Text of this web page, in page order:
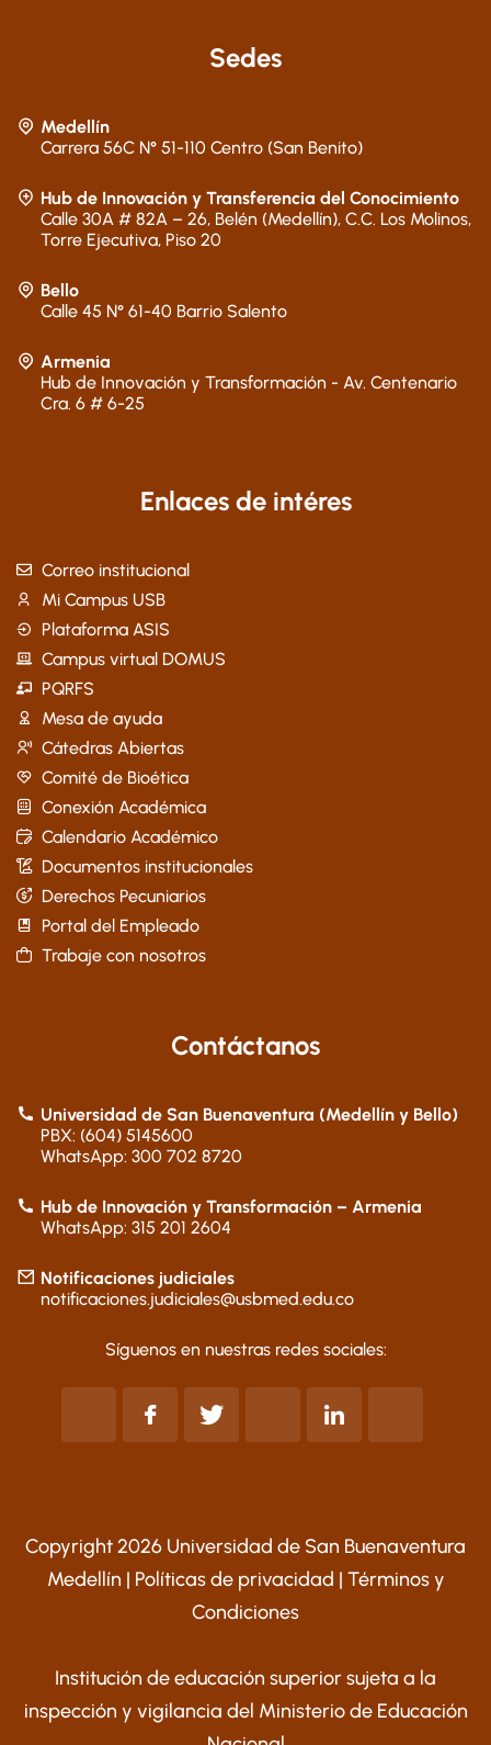
Sedes
Medellín
Carrera 56C N° 51-110 Centro (San Benito)
Hub de Innovación y Transferencia del Conocimiento
Calle 30A # 82A – 26, Belén (Medellín), C.C. Los Molinos,
Torre Ejecutiva, Piso 20
Bello
Calle 45 N° 61-40 Barrio Salento
Armenia
Hub de Innovación y Transformación - Av. Centenario
Cra. 6 # 6-25
Enlaces de intéres
Correo institucional
Mi Campus USB
Plataforma ASIS
Campus virtual DOMUS
PQRFS
Mesa de ayuda
Cátedras Abiertas
Comité de Bioética
Conexión Académica
Calendario Académico
Documentos institucionales
Derechos Pecuniarios
Portal del Empleado
Trabaje con nosotros
Contáctanos
Universidad de San Buenaventura (Medellín y Bello)
PBX: (604) 5145600
WhatsApp: 300 702 8720
Hub de Innovación y Transformación – Armenia
WhatsApp: 315 201 2604
Notificaciones judiciales
notificaciones.judiciales@usbmed.edu.co
Síguenos en nuestras redes sociales:
Copyright 2026 Universidad de San Buenaventura
Medellín | Políticas de privacidad | Términos y
Condiciones
Institución de educación superior sujeta a la
inspección y vigilancia del Ministerio de Educación